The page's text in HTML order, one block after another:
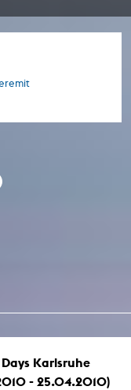
Karlsruhe
- 25.04.2010)